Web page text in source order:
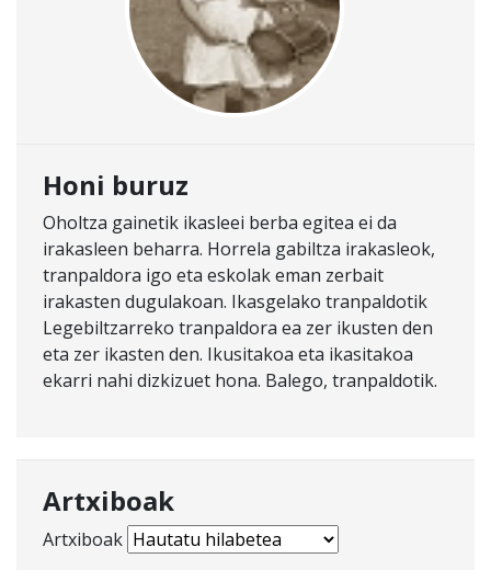
Honi buruz
Oholtza gainetik ikasleei berba egitea ei da
irakasleen beharra. Horrela gabiltza irakasleok,
tranpaldora igo eta eskolak eman zerbait
irakasten dugulakoan. Ikasgelako tranpaldotik
Legebiltzarreko tranpaldora ea zer ikusten den
eta zer ikasten den. Ikusitakoa eta ikasitakoa
ekarri nahi dizkizuet hona. Balego, tranpaldotik.
Artxiboak
Artxiboak